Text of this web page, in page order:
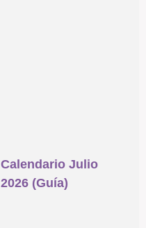
Calendario Julio
2026 (Guía)